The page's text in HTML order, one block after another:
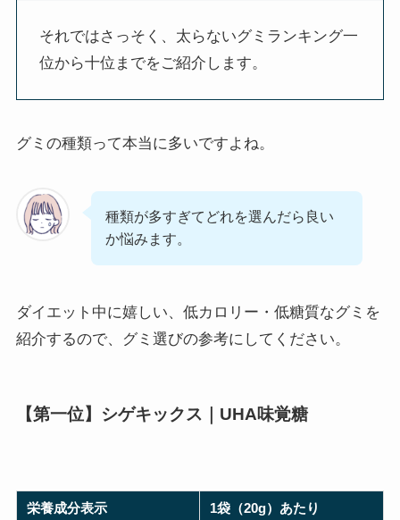
それではさっそく、太らないグミランキング一
位から十位までをご紹介します。
グミの種類って本当に多いですよね。
種類が多すぎてどれを選んだら良い
か悩みます。
ダイエット中に嬉しい、低カロリー・低糖質なグミを
紹介するので、グミ選びの参考にしてください。
【第一位】シゲキックス｜UHA味覚糖
栄養成分表示 1袋（20g）あたり